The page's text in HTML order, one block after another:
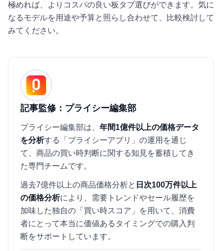
極めれば、よりコスパの良い板タブ選びができます。気に
なるモデルを用途や予算と照らし合わせて、比較検討して
みてください。
記事監修：プライシー編集部
プライシー編集部は、 年間1億件以上の価格データ
を分析する「プライシーアプリ」の運用を通じ
て、商品の買い時判断に関する知見を蓄積してき
た専門チームです。
過去7億件以上の商品価格分析と 日次100万件以上
の価格分析により、需要トレンドやセール履歴を
加味した独自の「買い時スコア」を用いて、消費
者にとって本当に価値あるタイミングでの購入判
断をサポートしています。